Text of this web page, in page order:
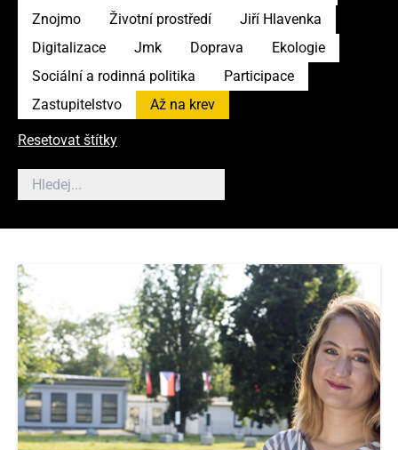
Znojmo
Životní prostředí
Jiří Hlavenka
Digitalizace
Jmk Doprava
Ekologie
Sociální a rodinná politika
Participace
Zastupitelstvo
Až na krev
Resetovat štítky